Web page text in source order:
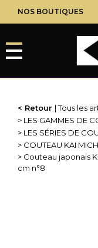
principal
NOS BOUTIQUES
Retour
Tous les
LES GAMMES DE
LES SÉRIES DE
COUTEAU KAI
Couteau japonais
cm n°8